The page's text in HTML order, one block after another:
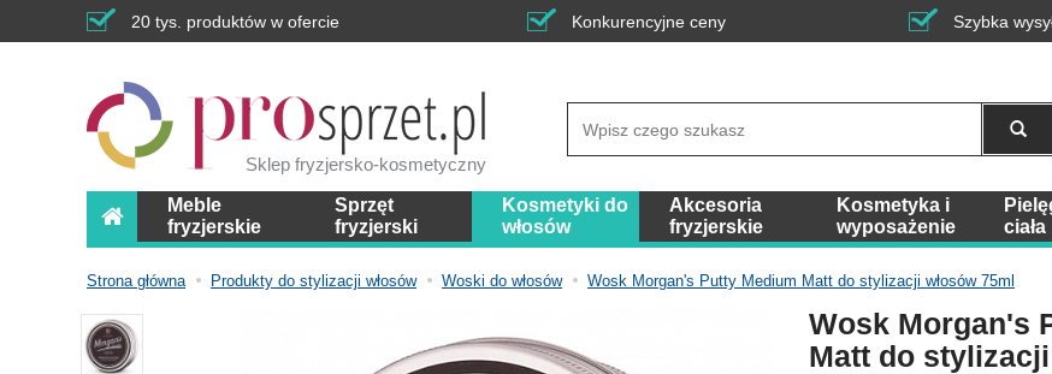
20 tys. produktów w ofercie Konkurencyjne ceny Szybka
Sklep fryzjersko-kosmetyczny
Meble
fryzjerskie
Sprzęt
fryzjerski
Kosmetyki do
włosów
Akcesoria
fryzjerskie
Kosmetyka i
wyposażenie
ciała
Strona główna Produkty do stylizacji włosów Woski do włosów Wosk Morgan's Putty Medium Matt do stylizacji włosów 75ml
Wosk Morgan's
Matt do stylizacji